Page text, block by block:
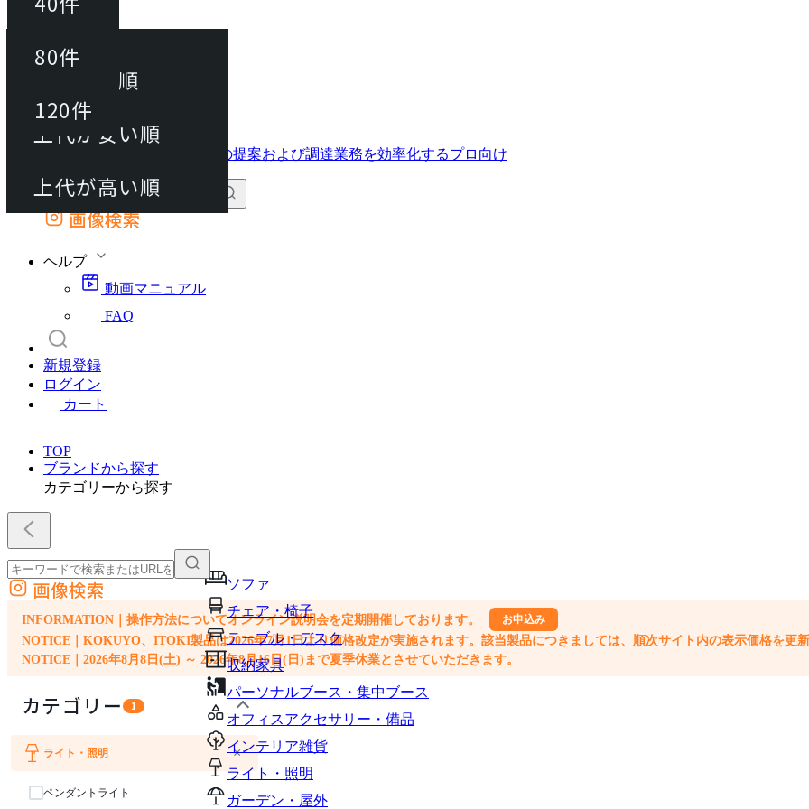
動画マニュアル
FAQ
カート
外部サイトの商品をカートに追加
画像検索
ヘルプ
動画マニュアル
FAQ
新規登録
ログイン
カート
TOP
ブランドから探す
カテゴリーから探す
ソファ
チェア・椅子
テーブル・デスク
収納家具
パーソナルブース・集中ブース
オフィスアクセサリー・備品
インテリア雑貨
ライト・照明
ガーデン・屋外
外部サイトの商品をカートに追加
他のサイトで見つけた商品ページのURLを貼り付けて、カートに追加できます
画像検索
INFORMATION｜操作方法についてオンライン説明会を定期開催しております。 お申込み
NOTICE｜KOKUYO、ITOKI製品は2026年7月1日より価格改定が実施されます。該当製品につきましては、順次サイト内の表示価格を更新
NOTICE｜2026年8月8日(土) ～ 2026年8月16日(日)まで夏季休業とさせていただきます。
カテゴリー 1
ソファ
チェア・椅子
テーブル・デスク
収納家具
ライト・照明 ×
ペンダントライト
40件
80件
並び替え
おすすめ順
上代が安い順
上代が高い順
80件
120件